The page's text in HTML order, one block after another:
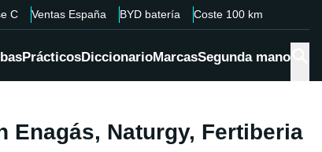
C Ventas España BYD batería Coste 100 km
PrácticosDiccionarioMarcasSegunda mano
Enagás, Naturgy, Fertiberia